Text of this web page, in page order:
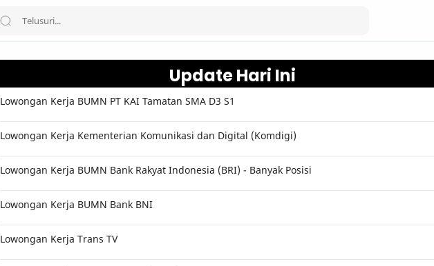
Update Hari Ini
Lowongan Kerja BUMN PT KAI Tamatan SMA D3 S1
Lowongan Kerja Kementerian Komunikasi dan Digital (Komdigi)
Lowongan Kerja BUMN Bank Rakyat Indonesia (BRI) - Banyak Posisi
Lowongan Kerja BUMN Bank BNI
Lowongan Kerja Trans TV